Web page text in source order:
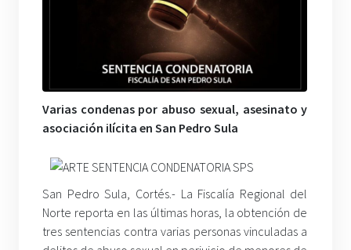
Varias condenas por abuso sexual, asesinato y
asociación ilícita en San Pedro Sula
San Pedro Sula, Cortés.- La Fiscalía Regional del
Norte reporta en las últimas horas, la obtención de
tres sentencias contra varias personas vinculadas a